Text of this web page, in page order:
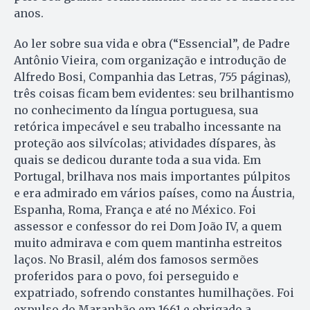
anos.
Ao ler sobre sua vida e obra (“Essencial”, de Padre
Antônio Vieira, com organização e introdução de
Alfredo Bosi, Companhia das Letras, 755 páginas),
três coisas ficam bem evidentes: seu brilhantismo
no conhecimento da língua portuguesa, sua
retórica impecável e seu trabalho incessante na
proteção aos silvícolas; atividades díspares, às
quais se dedicou durante toda a sua vida. Em
Portugal, brilhava nos mais importantes púlpitos
e era admirado em vários países, como na Áustria,
Espanha, Roma, França e até no México. Foi
assessor e confessor do rei Dom João IV, a quem
muito admirava e com quem mantinha estreitos
laços. No Brasil, além dos famosos sermões
proferidos para o povo, foi perseguido e
expatriado, sofrendo constantes humilhações. Foi